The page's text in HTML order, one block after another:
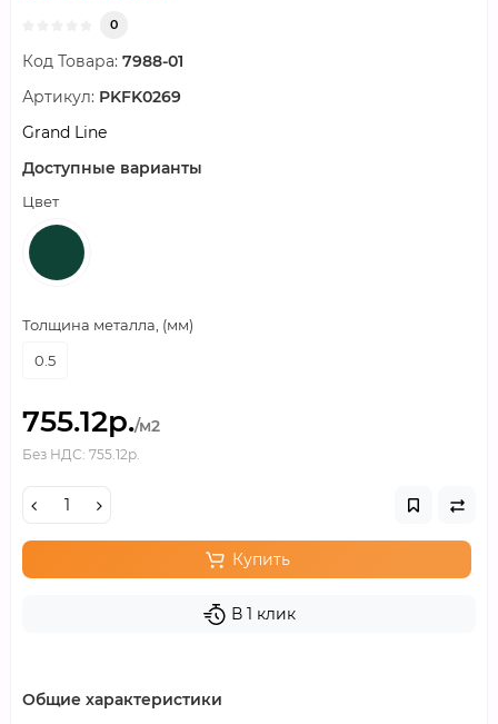
0
Код Товара: 7988-01
Артикул: PKFK0269
Grand Line
Доступные варианты
Цвет
Толщина металла, (мм)
0.5
755.12р./м2
Без НДС: 755.12р.
Купить
В 1 клик
Общие характеристики